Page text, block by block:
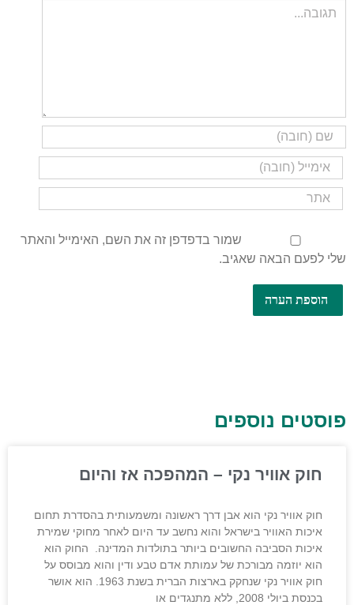
שמור בדפדפן זה את השם, האימייל והאתר
שלי לפעם הבאה שאגיב.
פוסטים נוספים
חוק אוויר נקי – המהפכה אז והיום
חוק אוויר נקי הוא אבן דרך ראשונה ומשמעותית בהסדרת תחום
איכות האוויר בישראל והוא נחשב עד היום לאחר מחוקי שמירת
איכות הסביבה החשובים ביותר בתולדות המדינה. החוק הוא
הוא יוזמה מבורכת של עמותת אדם טבע ודין והוא מבוסס על
חוק אוויר נקי שנחקק בארצות הברית בשנת 1963. הוא אושר
בכנסת ביולי 2008, ללא מתנגדים או